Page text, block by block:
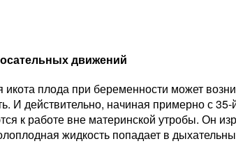
движений
плода при беременности может
И действительно, начиная примерно с
к работе вне материнской утробы. Он
жидкость попадает в